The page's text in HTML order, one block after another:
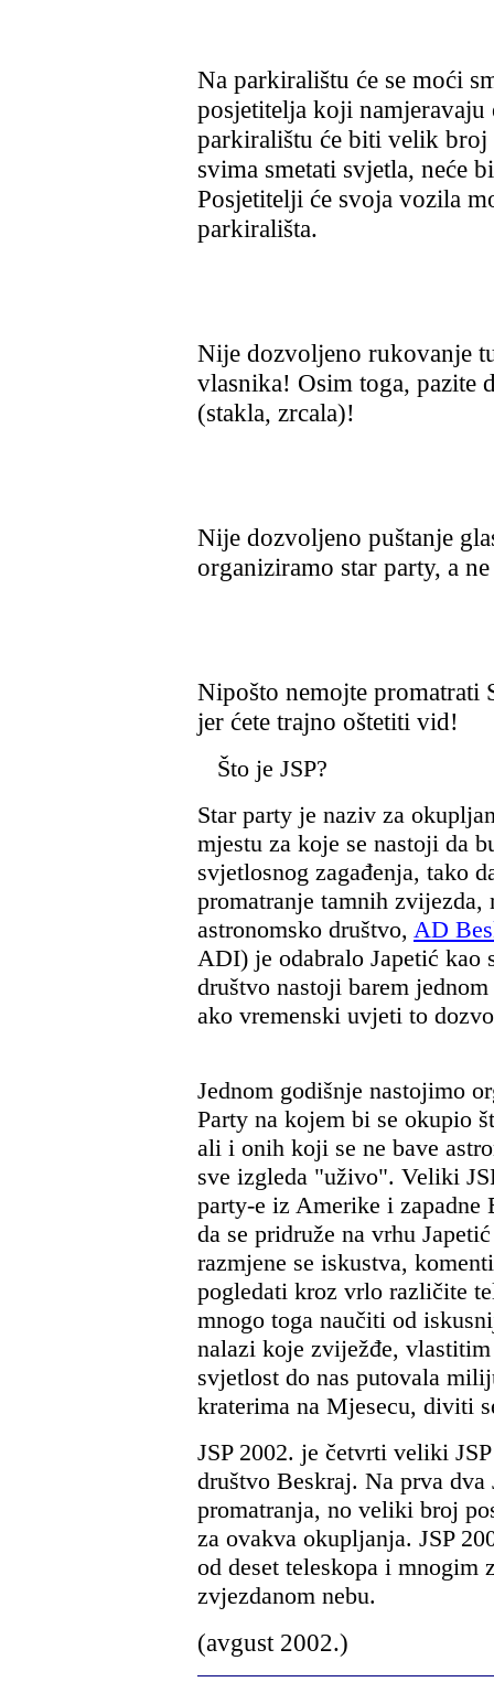
Na parkiralištu će se moći
posjetitelja koji
parkiralištu će biti velik broj
svima smetati svjetla, neće
Posjetitelji će svoja vozila
parkirališta.
Nije dozvoljeno rukovanje
vlasnika! Osim toga, pazite
(stakla, zrcala)!
Nije dozvoljeno puštanje
organiziramo star party, a
Nipošto nemojte promatrati
jer ćete trajno oštetiti vid!
Što je JSP?
Star party je naziv za
mjestu za koje se nastoji da
svjetlosnog zagađenja, tako
promatranje tamnih
astronomsko društvo, AD
ADI) je odabralo Japetić kao
društvo nastoji barem
ako vremenski uvjeti to
Jednom godišnje nastojimo
Party na kojem bi se okupio
ali i onih koji se ne bave
sve izgleda "uživo". Veliki
party-e iz Amerike i zapadne
da se pridruže na vrhu
razmjene se iskustva,
pogledati kroz vrlo različite
mnogo toga naučiti od
nalazi koje zviježđe,
svjetlost do nas putovala
kraterima na Mjesecu, diviti
JSP 2002. je četvrti veliki
društvo Beskraj. Na prva
promatranja, no veliki broj
za ovakva okupljanja. JSP
od deset teleskopa i
zvjezdanom nebu.
(avgust 2002.)